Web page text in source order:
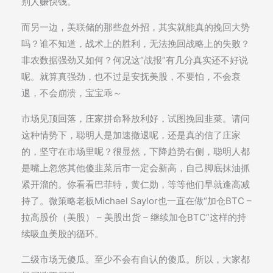
而另一边，美联储的那些盘外招，其实就能真的挽回大势
吗？谁不知道，战术上的胜利，无法挽回战略上的失败？
非农数据强劲又如何？何况这“战报”有几分真实还不好说
呢。就算真强劲，也不过是安抚美股，不要怕，不会衰
退，不会崩溃，宝宝乖～
市场见顶回落，庄家拼命释放利好，试图挽回韭菜。请问
这种情势下，聪明人是加速撤退呢，还是真的信了庄家
的，坚守在市场里呢？很显然，下降趋势右侧，聪明人都
是嘴上忽悠其他傻韭菜后市一定会新高，自己脚底抹油抓
紧开溜的。你看看巴菲特，黄仁勋，等等他们早就逢高减
持了。微策略老板Michael Saylor也一直在做“加仓BTC –
拉高股价（美股） – 美股出货 – 继续加仓BTC”这样的持
续吸血美股的循环。
二级市场无傻瓜。至少不会有自认的傻瓜。所以，大家都